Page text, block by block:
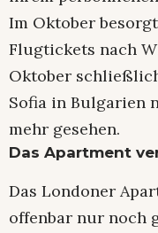
Im Oktober
Flugtickets nach
Oktober
Sofia in Bulgarien
mehr gesehen.
Das Apartment
Das Londoner
offenbar nur noch